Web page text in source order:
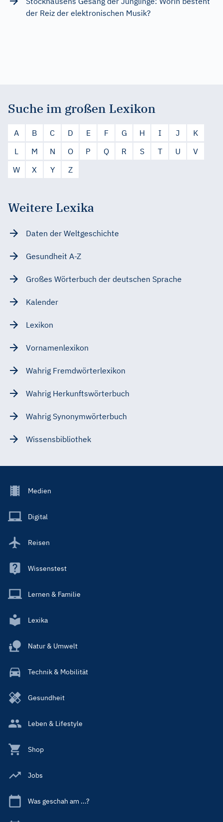
der Reiz der elektronischen Musik?
Suche im großen Lexikon
A B C D E F G H I J
K
L
M N O P Q R S T U
V
W
X Y Z
Weitere Lexika
Daten der Weltgeschichte
Gesundheit A-Z
Großes Wörterbuch der deutschen Sprache
Kalender
Lexikon
Vornamenlexikon
Wahrig Fremdwörterlexikon
Wahrig Herkunftswörterbuch
Wahrig Synonymwörterbuch
Wissensbibliothek
Footer
Main
Medien
Digital
Reisen
Wissenstest
Lernen & Familie
Lexika
Natur & Umwelt
Technik & Mobilität
Gesundheit
Leben & Lifestyle
Shop
Jobs
Was geschah am ...?